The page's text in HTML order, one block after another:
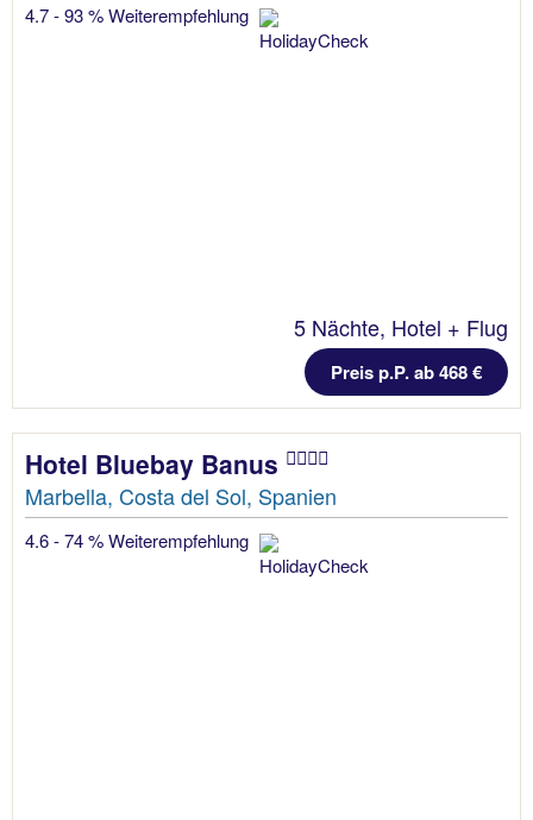
4.7 - 93 % Weiterempfehlung
5 Nächte, Hotel + Flug
Preis p.P. ab 468 €
Hotel Bluebay Banus
Marbella, Costa del Sol, Spanien
4.6 - 74 % Weiterempfehlung